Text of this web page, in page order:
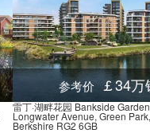
参考价 ￡34
雷丁·湖畔花园 Bankside
Longwater Avenue, Green
Berkshire RG2 6GB